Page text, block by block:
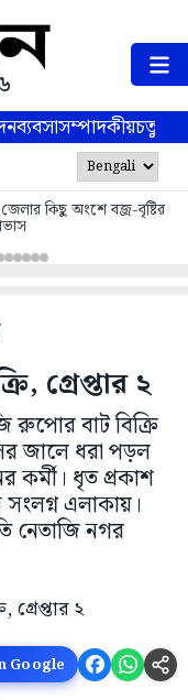
ব্যবসাসম্পাদকীয়
কিছু অংশে বজ্র-বৃষ্টির
গ্রেপ্তার ২
রুপোর বাট বিক্রি
জালে ধরা পড়ল
ধৃত প্রকাশ
এলাকায়।
নেতাজি নগর
Google